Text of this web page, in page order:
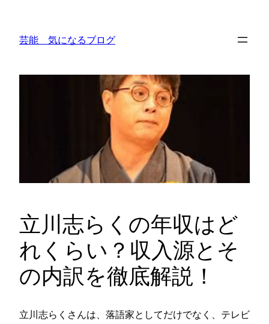
芸能 気になるブログ
立川志らくの年収はど
れくらい？収入源とそ
の内訳を徹底解説！
立川志らくさんは、落語家としてだけでなく、テレビ